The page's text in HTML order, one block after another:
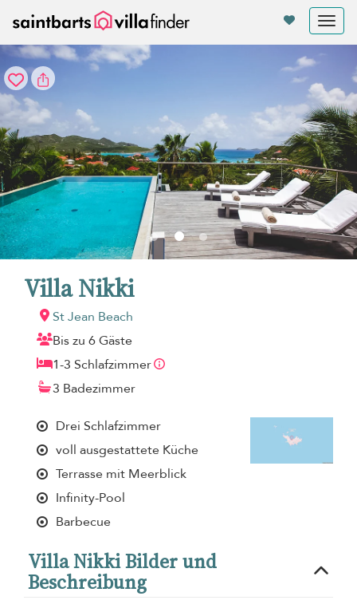
Villa Nikki
St Jean Beach
Bis zu 6 Gäste
1-3 Schlafzimmer
3 Badezimmer
Drei Schlafzimmer
voll ausgestattete Küche
Terrasse mit Meerblick
Infinity-Pool
Barbecue
Villa Nikki Bilder und
Beschreibung
Cookie-Einstellungen